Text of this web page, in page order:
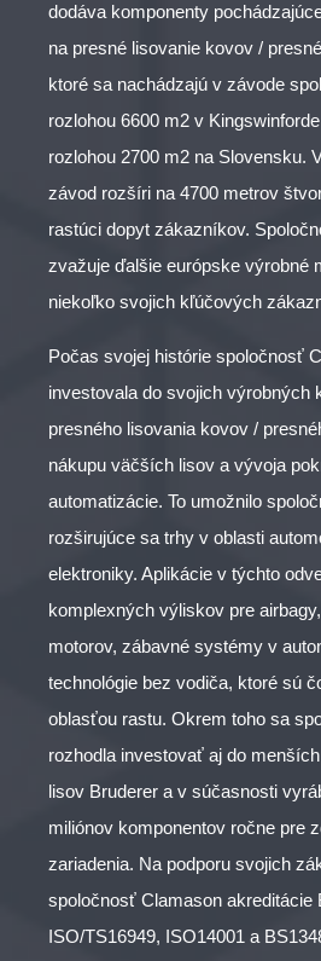
dodáva komponenty
na presné lisovanie kovov /
ktoré sa nachádzajú v závode
rozlohou 6600 m2 v
rozlohou 2700 m2 na Slovensku.
závod rozšíri na 4700 metrov
rastúci dopyt zákazníkov.
zvažuje ďalšie európske výrobné
niekoľko svojich kľúčových
Počas svojej histórie spoločnosť
investovala do svojich výrobných
presného lisovania kovov /
nákupu väčších lisov a vývoja
automatizácie. To umožnilo
rozširujúce sa trhy v oblasti
elektroniky. Aplikácie v týchto
komplexných výliskov pre
motorov, zábavné systémy v
technológie bez vodiča, ktoré sú
oblasťou rastu. Okrem toho sa
rozhodla investovať aj do
lisov Bruderer a v súčasnosti
miliónov komponentov ročne pre
zariadenia. Na podporu svojich
spoločnosť Clamason akreditácie
ISO/TS16949, ISO14001 a